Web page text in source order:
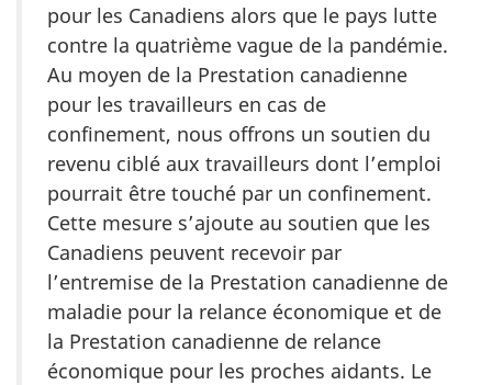
pour les Canadiens alors que le pays lutte
contre la quatrième vague de la pandémie.
Au moyen de la Prestation canadienne
pour les travailleurs en cas de
confinement, nous offrons un soutien du
revenu ciblé aux travailleurs dont l’emploi
pourrait être touché par un confinement.
Cette mesure s’ajoute au soutien que les
Canadiens peuvent recevoir par
l’entremise de la Prestation canadienne de
maladie pour la relance économique et de
la Prestation canadienne de relance
économique pour les proches aidants. Le